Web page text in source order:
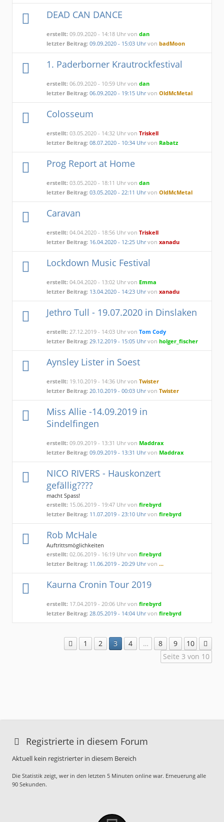
DEAD CAN DANCE
erstellt: 09.09.2020 - 14:18 Uhr vondan
letzter Beitrag: 09.09.2020 - 15:03 UhrvonbadMoon
1. Paderborner Krautrockfestival
erstellt: 06.09.2020 - 10:59 Uhr vondan
letzter Beitrag: 06.09.2020 - 19:15 UhrvonOldMcMetal
Colosseum
erstellt: 03.05.2020 - 14:32 Uhr vonTriskell
letzter Beitrag: 08.07.2020 - 10:34 Uhrvon Rabatz
Prog Report at Home
erstellt: 03.05.2020 - 18:11 Uhr vondan
letzter Beitrag: 03.05.2020 - 22:11 UhrvonOldMcMetal
Caravan
erstellt: 04.04.2020 - 18:56 Uhr vonTriskell
letzter Beitrag: 16.04.2020 - 12:25 Uhrvonxanadu
Lockdown Music Festival
erstellt: 04.04.2020 - 13:02 Uhr von Emma
letzter Beitrag: 13.04.2020 - 14:23 Uhrvonxanadu
Jethro Tull - 19.07.2020 in Dinslaken
erstellt: 27.12.2019 - 14:03 Uhr vonTom Cody
letzter Beitrag: 29.12.2019 - 15:05 Uhrvonholger_fischer
Aynsley Lister in Soest
erstellt: 19.10.2019 - 14:36 Uhr vonTwister
letzter Beitrag: 20.10.2019 - 00:03 UhrvonTwister
Miss Allie -14.09.2019 in
Sindelfingen
erstellt: 09.09.2019 - 13:31 Uhr von Maddrax
letzter Beitrag: 09.09.2019 - 13:31 Uhrvon Maddrax
NICO RIVERS - Hauskonzert
gefällig????
macht Spass!
erstellt: 15.06.2019 - 19:47 Uhr vonfirebyrd
letzter Beitrag: 11.07.2019 - 23:10 Uhrvonfirebyrd
Rob McHale
Auftrittsmöglichkeiten
erstellt: 02.06.2019 - 16:19 Uhr vonfirebyrd
letzter Beitrag: 11.06.2019 - 20:29 Uhrvon...
Kaurna Cronin Tour 2019
erstellt: 17.04.2019 - 20:06 Uhr vonfirebyrd
letzter Beitrag: 28.05.2019 - 14:04 Uhrvonfirebyrd
1 2 3 4 … 8 9
10
Seite 3 von 10
Registrierte in diesem Forum
Aktuell kein registrierter in diesem Bereich
Die Statistik zeigt, wer in den letzten 5 Minuten online war. Erneuerung alle
90 Sekunden.